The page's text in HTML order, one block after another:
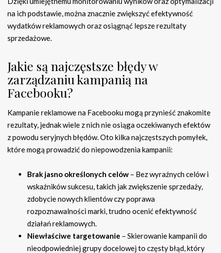
na ich podstawie, można znacznie zwiększyć efektywność
wydatków reklamowych oraz osiągnąć lepsze rezultaty
sprzedażowe.
Jakie są najczęstsze błędy w
zarządzaniu kampanią na
Facebooku?
Kampanie reklamowe na Facebooku mogą przynieść znakomite
rezultaty, jednak wiele z nich nie osiąga oczekiwanych efektów
z powodu seryjnych błędów. Oto kilka najczęstszych pomyłek,
które mogą prowadzić do niepowodzenia kampanii:
Brak jasno określonych celów – Bez wyraźnych celów i
wskaźników sukcesu, takich jak zwiększenie sprzedaży,
zdobycie nowych klientów czy poprawa
rozpoznawalności marki, trudno ocenić efektywność
działań reklamowych.
Niewłaściwe targetowanie – Skierowanie kampanii do
nieodpowiedniej grupy docelowej to częsty błąd, który